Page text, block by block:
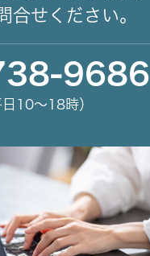
合せください。
9686
日10～18時）